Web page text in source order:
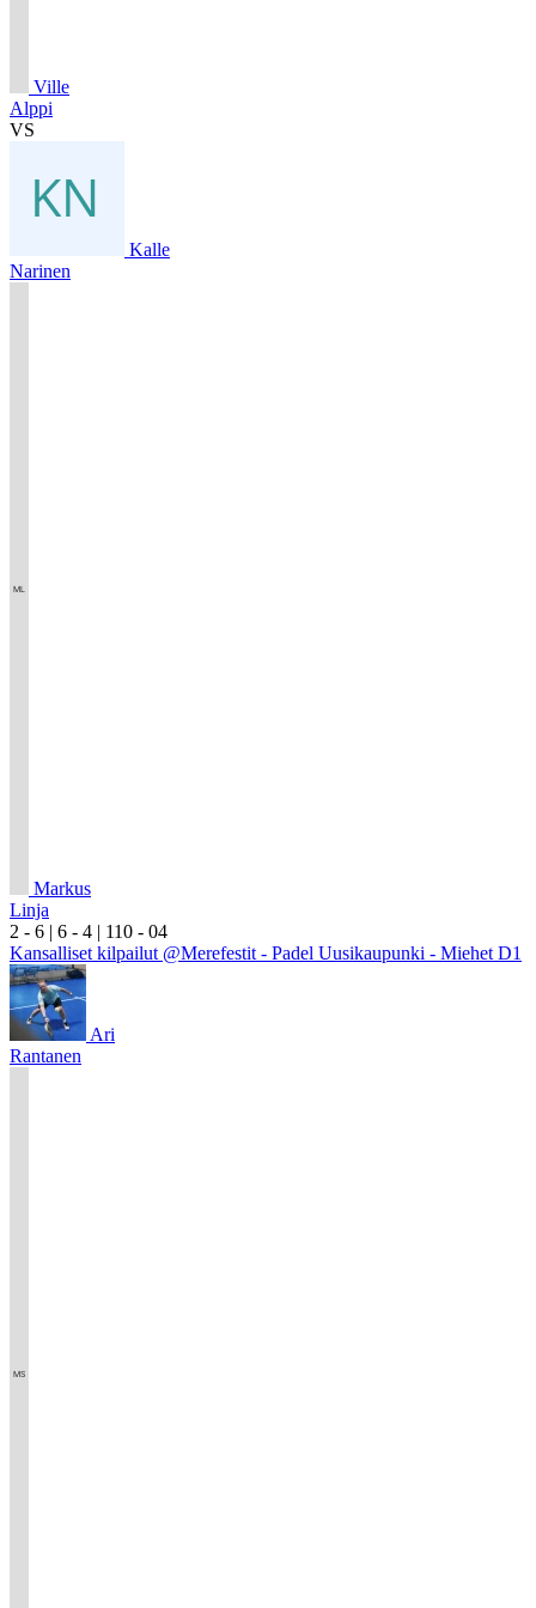
Ville
Alppi
VS
Kalle
Narinen
Markus
Linja
2 - 6 | 6 - 4 | 110 - 04
Kansalliset kilpailut @Merefestit - Padel Uusikaupunki - Miehet D1
Ari
Rantanen